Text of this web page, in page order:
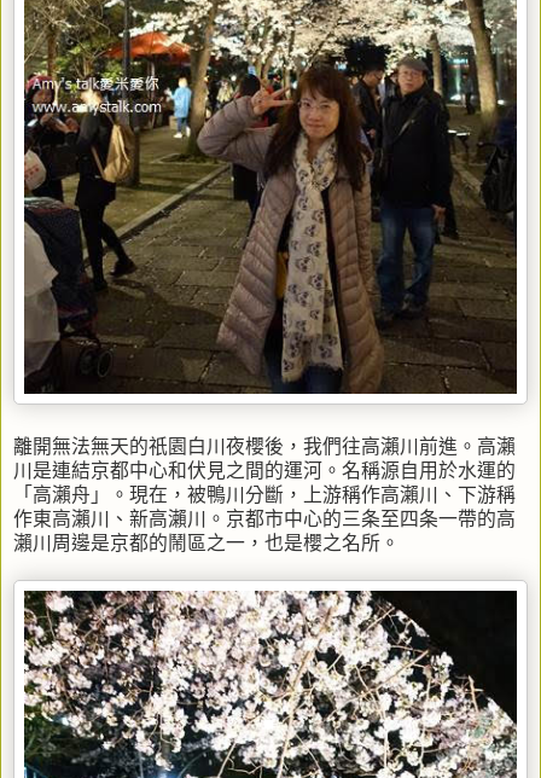
離開無法無天的祇園白川夜櫻後，我們往高瀨川前進。高瀨
川是連結京都中心和伏見之間的運河。名稱源自用於水運的
「高瀨舟」。現在，被鴨川分斷，上游稱作高瀨川、下游稱
作東高瀨川、新高瀨川。京都市中心的三条至四条一帶的高
瀨川周邊是京都的鬧區之一，也是櫻之名所。